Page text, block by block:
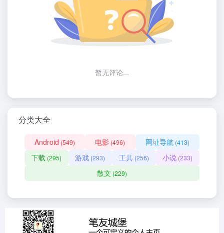
暂无评论...
分类大全
Android (549) 电影 (496) 网址导航 (413)
下载 (295) 游戏 (293) 工具(256) 小说 (233)
散文 (229)